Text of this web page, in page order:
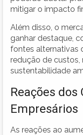
mitigar o impacto
Além disso, o
ganhar destaque,
fontes alternativas
redução de
sustentabilidade
Reações
Empresários
As reações ao